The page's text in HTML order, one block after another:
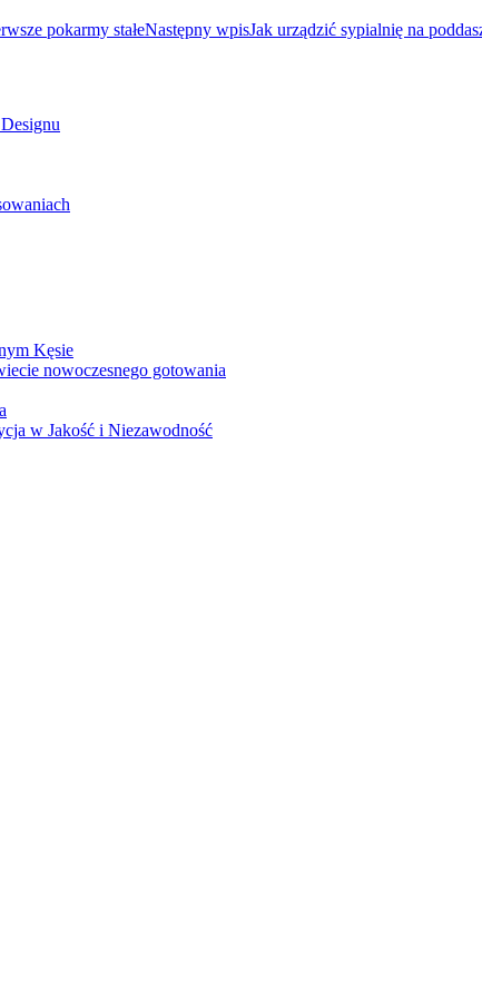
pokarmy stałeNastępny wpisJak urządzić sypialnię na
Kęsie
nowoczesnego gotowania
w Jakość i Niezawodność